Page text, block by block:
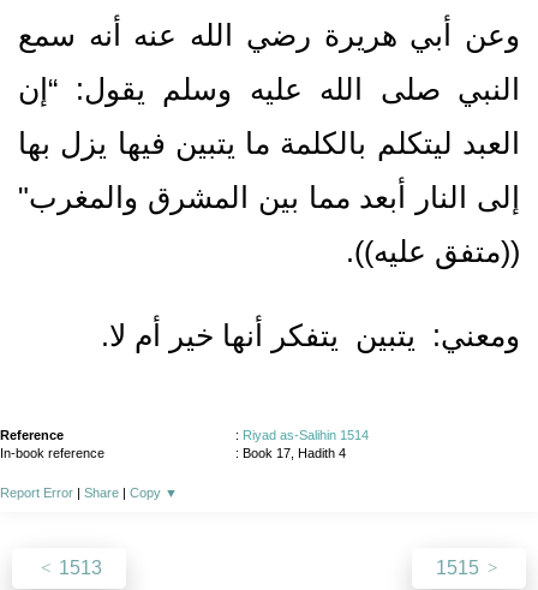
وعن أبي هريرة رضي الله عنه أنه سمع
النبي صلى الله عليه وسلم يقول‏:‏ “إن
العبد ليتكلم بالكلمة ما يتبين فيها يزل بها
إلى النار أبعد مما بين المشرق والمغرب‏"‏
‏(‏‏(‏متفق عليه‏)‏‏)‏‏.‏ ‏
‏ومعني‏:‏ ‏ ‏يتبين‏ ‏ يتفكر أنها خير أم لا.‏
Reference : Riyad as-Salihin 1514
In-book reference
: Book 17, Hadith 4
Report Error | Share | Copy ▼
1513 1515